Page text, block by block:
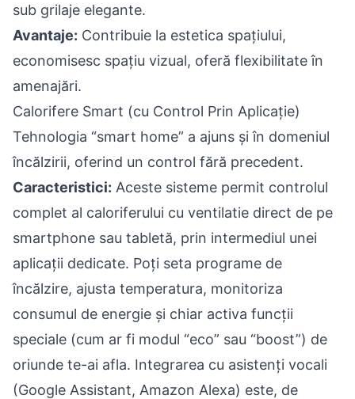
sub grilaje elegante.
Avantaje: Contribuie la estetica spațiului,
economisesc spațiu vizual, oferă flexibilitate în
amenajări.
Calorifere Smart (cu Control Prin Aplicație)
Tehnologia “smart home” a ajuns și în domeniul
încălzirii, oferind un control fără precedent.
Caracteristici: Aceste sisteme permit controlul
complet al caloriferului cu ventilatie direct de pe
smartphone sau tabletă, prin intermediul unei
aplicații dedicate. Poți seta programe de
încălzire, ajusta temperatura, monitoriza
consumul de energie și chiar activa funcții
speciale (cum ar fi modul “eco” sau “boost”) de
oriunde te-ai afla. Integrarea cu asistenți vocali
(Google Assistant, Amazon Alexa) este, de